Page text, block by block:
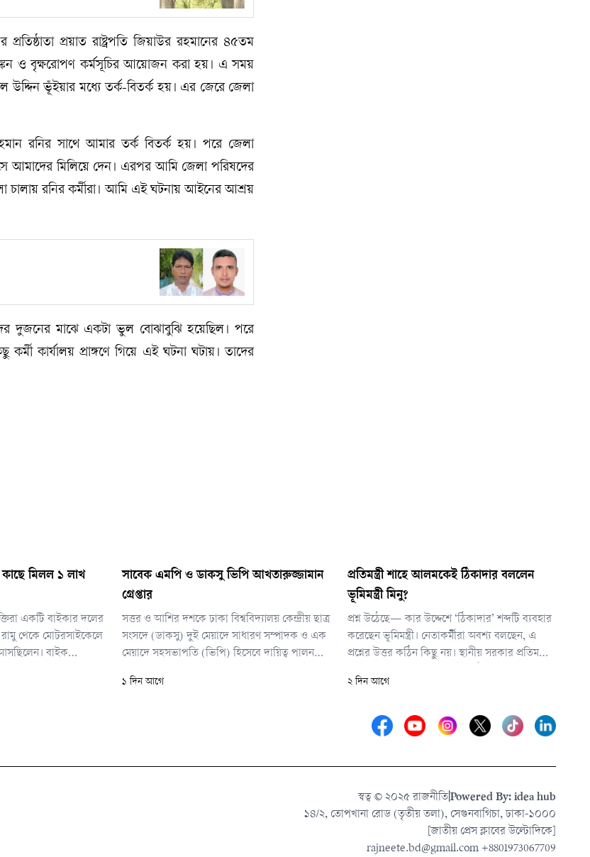
প্রয়াত রাষ্ট্রপতি জিয়াউর রহমানের ৪৫তম
ও বৃক্ষরোপণ কর্মসূচির আয়োজন করা হয়। এ সময়
ভূঁইয়ার মধ্যে তর্ক-বিতর্ক হয়। এর জেরে জেলা
রনির সাথে আমার তর্ক বিতর্ক হয়। পরে জেলা
আমাদের মিলিয়ে দেন। এরপর আমি জেলা পরিষদের
চালায় রনির কর্মীরা। আমি এই ঘটনায় আইনের আশ্রয়
দুজনের মাঝে একটা ভুল বোঝাবুঝি হয়েছিল। পরে
কার্যালয় প্রাঙ্গণে গিয়ে এই ঘটনা ঘটায়। তাদের
কাছে মিলল ১ লাখ
একটি বাইকার দলের
থেকে মোটরসাইকেলে
আসছিলেন। বাইক
সাবেক এমপি ও ডাকসু ভিপি আখতারুজ্জামান
গ্রেপ্তার
সত্তর ও আশির দশকে ঢাকা বিশ্ববিদ্যালয় কেন্দ্রীয় ছাত্র
সংসদে (ডাকসু) দুই মেয়াদে সাধারণ সম্পাদক ও এক
মেয়াদে সহসভাপতি (ভিপি) হিসেবে দায়িত্ব পালন
মুহাম্মদ এরশাদের পতনে স্বৈরাচারবিরোধী আন্দোলনে
১ দিন আগে
প্রতিমন্ত্রী শাহে আলমকেই ঠিকাদার বললেন
ভূমিমন্ত্রী মিনু?
প্রশ্ন উঠেছে— কার উদ্দেশে ‘ঠিকাদার’ শব্দটি ব্যবহার
করেছেন ভূমিমন্ত্রী। নেতাকর্মীরা অবশ্য বলছেন, এ
প্রশ্নের উত্তর কঠিন কিছু নয়। স্থানীয় সরকার প্রতিমন্ত্রী
ব্যবহার করেছেন ভূমিমন্ত্রী। কারণ প্রতিমন্ত্রীই নেসকোর
২ দিন আগে
স্বত্ব © ২০২৫ রাজনীতিPowered By: idea hub
১৪/২, তোপখানা রোড (তৃতীয় তলা), সেগুনবাগিচা, ঢাকা-১০০০
[জাতীয় প্রেস ক্লাবের উল্টোদিকে]
rajneete.bd@gmail.com +8801973067709